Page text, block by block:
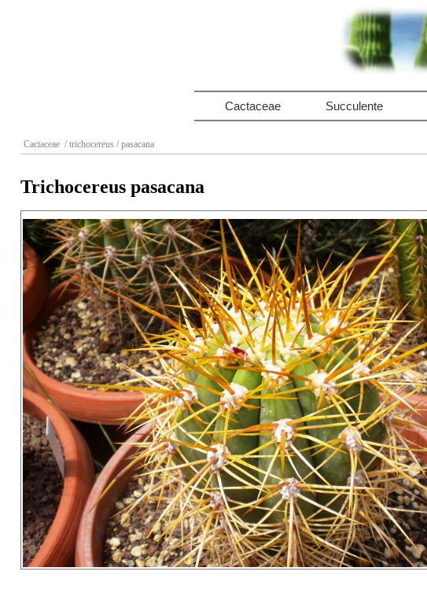
Cactaceae Succulente
Cactaceae / trichocereus / pasacana
Trichocereus pasacana